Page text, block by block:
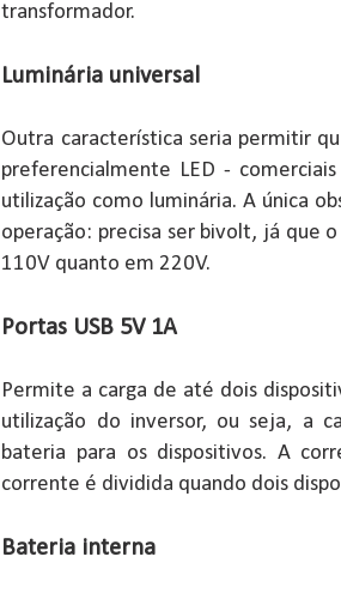
transformador.
Luminária universal
Outra característica seria permitir
preferencialmente LED -
utilização como luminária. A única
operação: precisa ser bivolt, já que
110V quanto em 220V.
Portas USB 5V 1A
Permite a carga de até dois
utilização do inversor, ou seja, a
bateria para os dispositivos. A
corrente é dividida quando dois
Bateria interna